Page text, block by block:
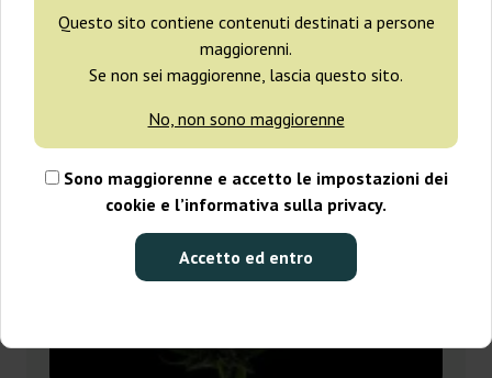
Questo sito contiene contenuti destinati a persone
maggiorenni.
Se non sei maggiorenne, lascia questo sito.
No, non sono maggiorenne
Sono maggiorenne e accetto le impostazioni dei
cookie e l’informativa sulla privacy.
Accetto ed entro